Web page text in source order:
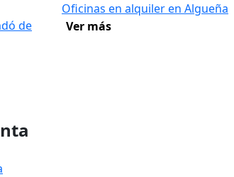
de
Oficinas en alquiler en Algueña
Ver más